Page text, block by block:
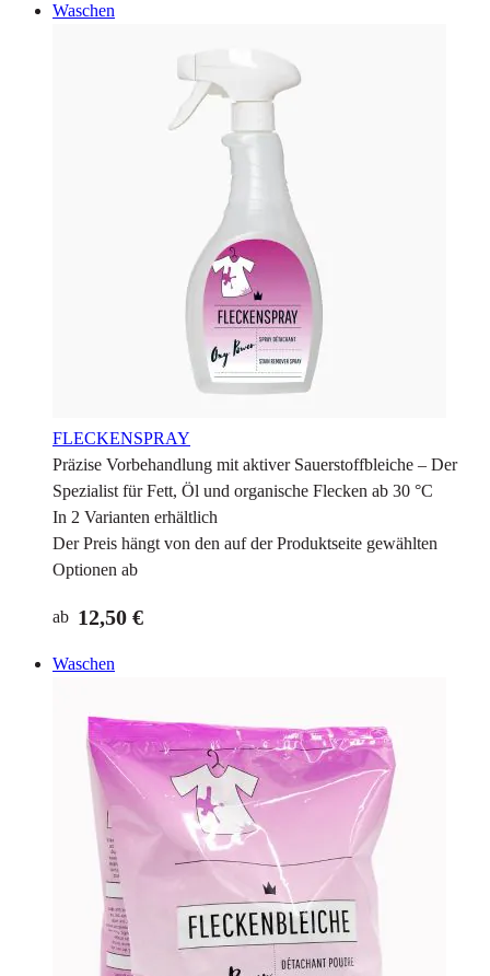
Waschen
FLECKENSPRAY
Präzise Vorbehandlung mit aktiver Sauerstoffbleiche – Der
Spezialist für Fett, Öl und organische Flecken ab 30 °C
In 2 Varianten erhältlich
Der Preis hängt von den auf der Produktseite gewählten
Optionen ab
ab 12,50 €
Waschen